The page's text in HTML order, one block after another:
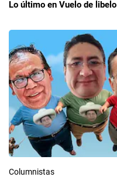
Lo último en Vuelo de libelo
Columnistas